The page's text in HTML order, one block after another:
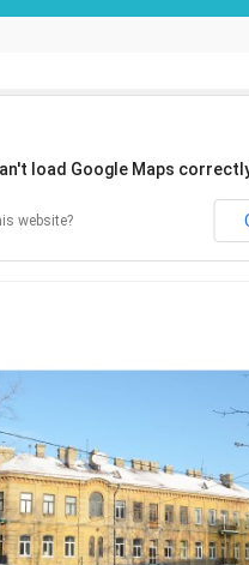
Namai
G. 8, Butas
load Google Maps
website?